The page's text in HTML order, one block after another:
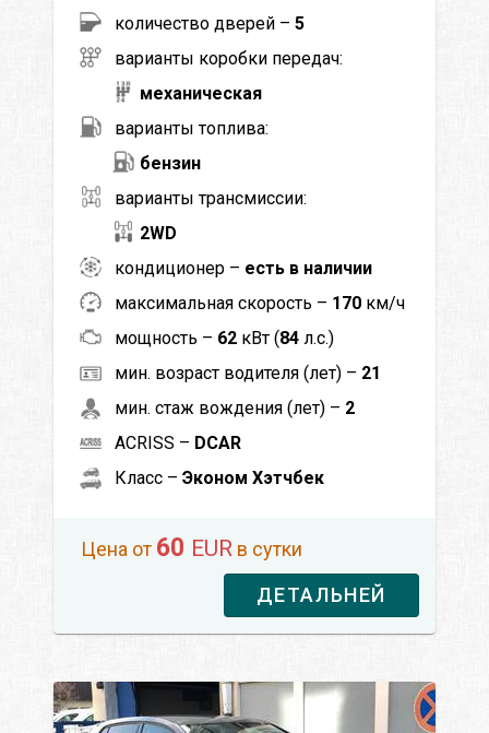
количество дверей – 5
варианты коробки передач:
механическая
варианты топлива:
бензин
варианты трансмиссии:
2WD
кондиционер – есть в наличии
максимальная скорость – 170 км/ч
мощность – 62 кВт (84 л.с.)
мин. возраст водителя (лет) – 21
мин. стаж вождения (лет) – 2
ACRISS – DCAR
Класс – Эконом Хэтчбек
Цена от 60 EUR в сутки
ДЕТАЛЬНЕЙ